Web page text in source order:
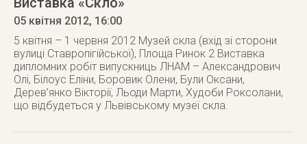
05 квітня 2012, 16:00
5 квітня – 1 червня 2012 Музей скла (вхід зі сторони
вулиці Ставропігійської), Площа Ринок 2 Виставка
дипломних робіт випускниць ЛНАМ – Александрович
Олі, Білоус Еліни, Боровик Олени, Були Оксани,
Дерев’янко Вікторії, Льоди Марти, Худоби Роксолани,
що відбудеться у Львівському музеї скла.